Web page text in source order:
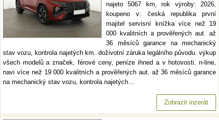
najeto 5067 km, rok výroby: 2026,
koupeno v: česká republika první
majitel servisní knížka více než 19
000 kvalitních a prověřených aut. až
36 měsíců garance na mechanický
stav vozu, kontrola najetých km. doživotní záruka legálního původu. výkup
všech modelů a značek, férové ceny, peníze ihned a v hotovosti. n-line,
navi více než 19 000 kvalitních a prověřených aut. až 36 měsíců garance
na mechanický stav vozu, kontrola najetých…
Zobrazit inzerát